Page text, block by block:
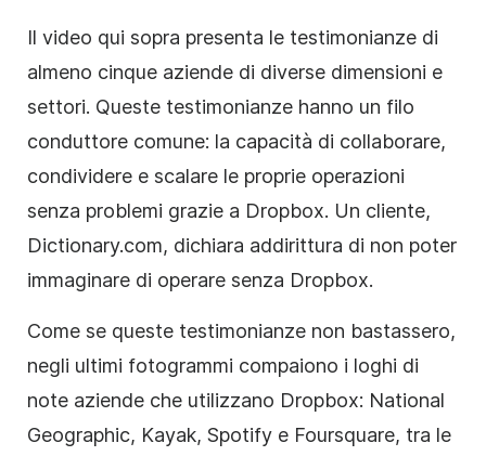
Il video qui sopra presenta le testimonianze di
almeno cinque aziende di diverse dimensioni e
settori. Queste testimonianze hanno un filo
conduttore comune: la capacità di collaborare,
condividere e scalare le proprie operazioni
senza problemi grazie a Dropbox. Un cliente,
Dictionary.com, dichiara addirittura di non poter
immaginare di operare senza Dropbox.
Come se queste testimonianze non bastassero,
negli ultimi fotogrammi compaiono i loghi di
note aziende che utilizzano Dropbox: National
Geographic, Kayak, Spotify e Foursquare, tra le